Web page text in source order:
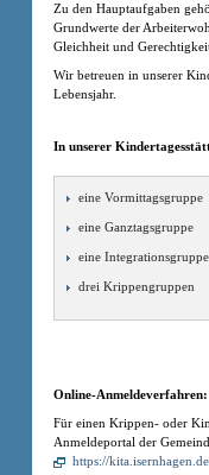
Zu den Hauptaufgaben
Grundwerte der
Gleichheit und
Wir betreuen in unserer
Lebensjahr.
In unserer
eine Vormittagsgruppe
eine Ganztagsgruppe
eine Integrationsgruppe
drei Krippengruppen
Online-Anmeldeverfahren:
Für einen Krippen- oder
Anmeldeportal der
https://